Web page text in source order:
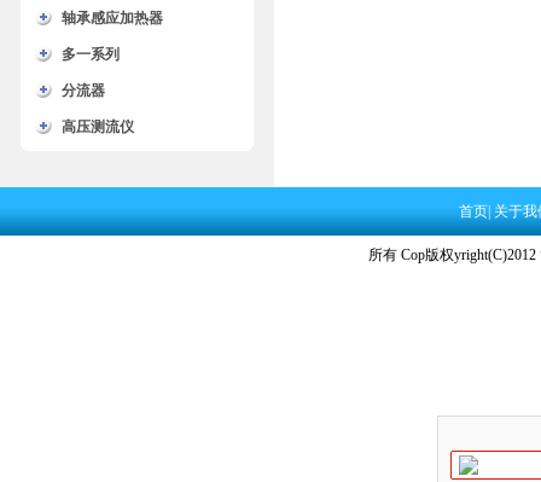
轴承感应加热器
多一系列
分流器
高压测流仪
首页 关于
所有 Cop版权yright(C)2012